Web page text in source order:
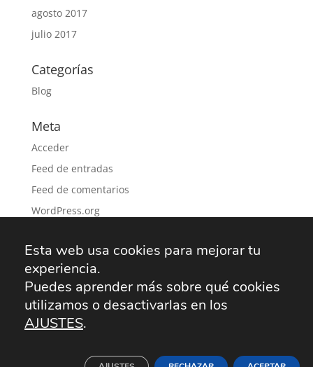
agosto 2017
julio 2017
Categorías
Blog
Meta
Acceder
Feed de entradas
Feed de comentarios
WordPress.org
Solicitud recogida SAT
Aviso Legal
Política de privacidad
Política de cookies
Desarrollo porInformática TecnoPC| Tu empresa
Esta web usa cookies para mejorar tu
experiencia.
Puedes aprender más sobre qué cookies
utilizamos o desactivarlas en los
AJUSTES.